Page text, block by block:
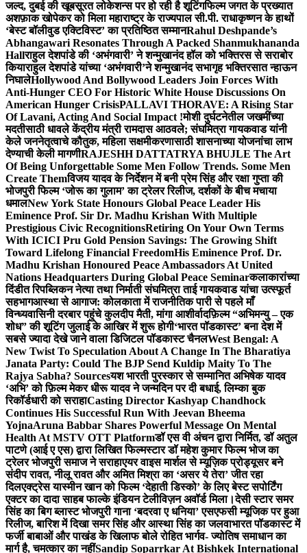
जल्द, दुबई की खूबसूरत लोकेशन्स पर हो रही है शूटिंगफिल्म जगत के प्रख्यात
अशफ़ाक खोपेकर को मिला महाराष्ट्र के राज्यपाल सी.पी. राधाकृष्णन के हाथों
‘बेस्ट बॉलीवुड एक्टिविस्ट’ का प्रतिष्ठित सम्मानRahul Deshpande’s
Abhangawari Resonates Through A Packed Shanmukhananda
Hallराहुल देशपांडे की ‘अभंगवारी’ ने शन्मुखानंद हॉल को भक्तिरस से सराबोर
कियाराहुल देशपांडे यांच्या ‘अभंगवारी’ने शन्मुखानंद सभागृह भक्तिरसात न्हाऊन
निघालेHollywood And Bollywood Leaders Join Forces With
Anti-Hunger CEO For Historic White House Discussions On
American Hunger CrisisPALLAVI THORAVE: A Rising Star
Of Lavani, Acting And Social Impact !मोशी दुर्घटनेतील जखमींच्या
मदतीसाठी धावले केंद्रीय मंत्री रामदास आठवले; संघमित्रा गायकवाड यांनी
केले जननेतृत्वाचे कौतुक, महिला सक्षमीकरणासाठी शासनाच्या योजनांचा लाभ
देण्याची केली मागणीRAJESHH DATTATRYA BHUJLE The Art
Of Being Unforgettable Some Men Follow Trends. Some Men
Create Themविजय यादव के निर्देशन में बनी प्रेम सिंह और रक्षा गुप्ता की
भोजपुरी फिल्म ‘जोरू का गुलाम’ का ट्रेलर रिलीज, दर्शकों के बीच मचाया
धमालNew York State Honours Global Peace Leader His
Eminence Prof. Sir Dr. Madhu Krishan With Multiple
Prestigious Civic RecognitionsRetiring On Your Own Terms
With ICICI Pru Gold Pension Savings: The Growing Shift
Toward Lifelong Financial FreedomHis Eminence Prof. Dr.
Madhu Krishan Honoured Peace Ambassadors At United
Nations Headquarters During Global Peace Seminarकलाकारांच्या
दिंडीत रिपब्लिकन नेत्या तथा निर्माती संघमित्रा ताई गायकवाड यांचा उत्स्फूर्त
सहभागआस्था से आगाज: कोलकाता में राजनीतिक पारी से पहले माँ
विन्ध्यवासिनी दरबार पहुंचे कुलदीप मैती, मांगा आशीर्वादफ़िल्म “अभिमन्यु – एक
शोध” की शूटिंग जुलाई के आखिर में शुरू होगी‘भारत पॉडकास्ट’ बना देश में
सबसे ज्यादा देखे जाने वाला डिजिटल पॉडकास्ट चैनलWest Bengal: A
New Twist To Speculation About A Change In The Bharatiya
Janata Party: Could The BJP Send Kuldip Maity To The
Rajya Sabha? Sourcesयश भारती पुरस्कार से सम्मानित अभिषेक यादव
‘अभि’ को फ़िल्म मेकर धीरू यादव ने जन्मदिन पर दी बधाई, लिम्का बुक
रिकॉर्डधारी को सराहाCasting Director Kashyap Chandhock
Continues His Successful Run With Jeevan Bheema
YojnaAruna Babbar Shares Powerful Message On Mental
Health At MSTV OTT Platformडॉ एस वी अंचन द्वारा निर्मित, डॉ अतुल
पाटणे (आई ए एस) द्वारा लिखित फिल्मस्टार डॉ महेश कुमार फिल्म भोज का
ट्रेलर भोजपुरी समाज ने सराहाएयर वाइस मार्शल से म्यूज़िक प्रोड्यूसर बने
संदीप रावत, नीलू रावत और अमित मिश्रा का ‘असर ये तेरा’ जीत रहा
दिलएक्ट्रेस यास्मीन खान को फिल्म ‘देहाती डिस्को’ के लिए बेस्ट सपोर्टिंग
एक्टर का दादा साहब फाल्के इंडियन टेलीविज़न अवॉर्ड मिला।देसी स्टार समर
सिंह का बिग ब्लास्ट भोजपुरी गाना ‘बदरवा ए धनिया’ एसएफसी म्यूजिक पर हुआ
रिलीज, बारिश में दिखा समर सिंह और आस्था सिंह का जलवाभारत पॉडकास्ट में
फर्जी बाबाओं और पाखंड के खिलाफ बोले रोहित भार्गव- ज्योतिष समाधान का
मार्ग है, चमत्कार का नहींSandip Soparrkar At Bishkek International